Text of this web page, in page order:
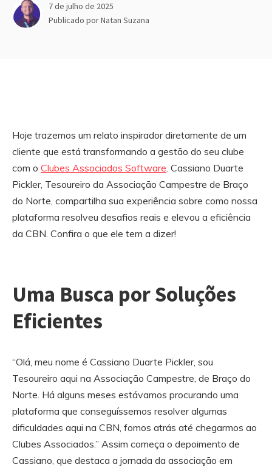
7 de julho de 2025
Publicado porNatan Suzana
Hoje trazemos um relato inspirador diretamente de um
cliente que está transformando a gestão do seu clube
com o Clubes Associados Software. Cassiano Duarte
Pickler, Tesoureiro da Associação Campestre de Braço
do Norte, compartilha sua experiência sobre como nossa
plataforma resolveu desafios reais e elevou a eficiência
da CBN. Confira o que ele tem a dizer!
Uma Busca por Soluções
Eficientes
“Olá, meu nome é Cassiano Duarte Pickler, sou
Tesoureiro aqui na Associação Campestre, de Braço do
Norte. Há alguns meses estávamos procurando uma
plataforma que conseguíssemos resolver algumas
dificuldades aqui na CBN, fomos atrás até chegarmos ao
Clubes Associados.” Assim começa o depoimento de
Cassiano, que destaca a jornada da associação em